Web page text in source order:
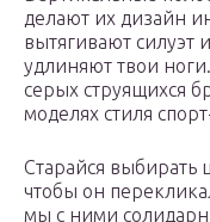
делают их дизайн
вытягивают силуэт
удлиняют твои
серых струящихся
моделях стиля
Старайся выбирать
чтобы он
мы с ними